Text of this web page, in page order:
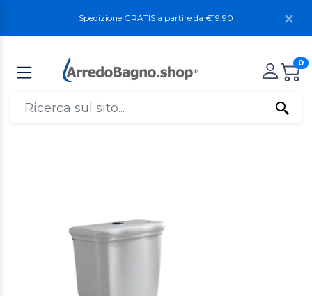
Spedizione GRATIS a partire da €19.90
0